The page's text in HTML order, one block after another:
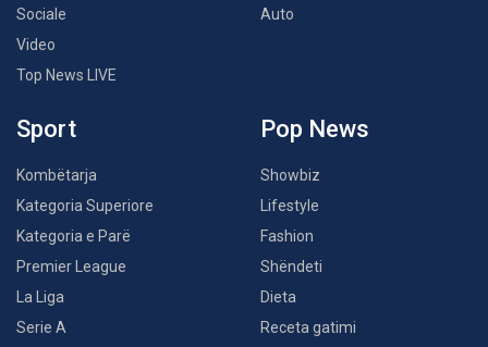
Sociale
Video
Top News LIVE
Auto
Sport
Kombëtarja
Kategoria Superiore
Kategoria e Parë
Premier League
La Liga
Serie A
Pop News
Showbiz
Lifestyle
Fashion
Shëndeti
Dieta
Receta gatimi